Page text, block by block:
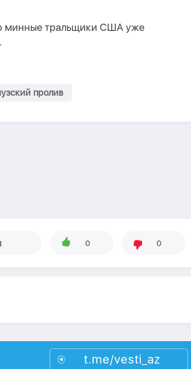
минные тральщики США уже
пролив
0 0
t.me/vesti_az